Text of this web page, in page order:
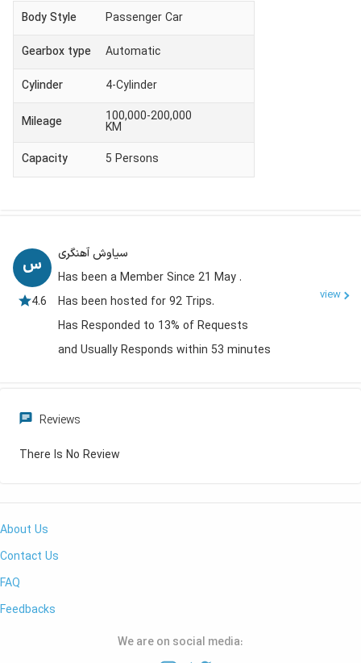
Body Style
Passenger Car
Gearbox type
Automatic
Cylinder
4-Cylinder
Mileage 100,000-200,000
KM
Capacity
5 Persons
4.6
سیاوش آهنگری
Has been a Member Since 21 May .
Has been hosted for 92 Trips.
Has Responded to 13% of Requests
and Usually Responds within 53 minutes
view
Reviews
There Is No Review
About Us
Contact Us
FAQ
Feedbacks
We are on social media: